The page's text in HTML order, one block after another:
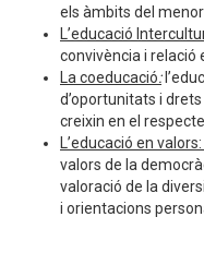
els àmbits del
L’educació
convivència i relació
La coeducació:
d’oportunitats i
creixin en el
L’educació en valors:
valors de la
valoració de la
i orientacions